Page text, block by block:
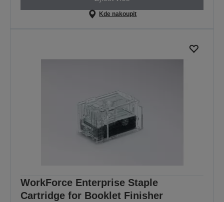
Kde nakoupit
WorkForce Enterprise Staple
Cartridge for Booklet Finisher